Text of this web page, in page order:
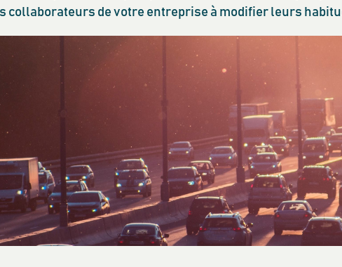
collaborateurs de votre entreprise à modifier leurs